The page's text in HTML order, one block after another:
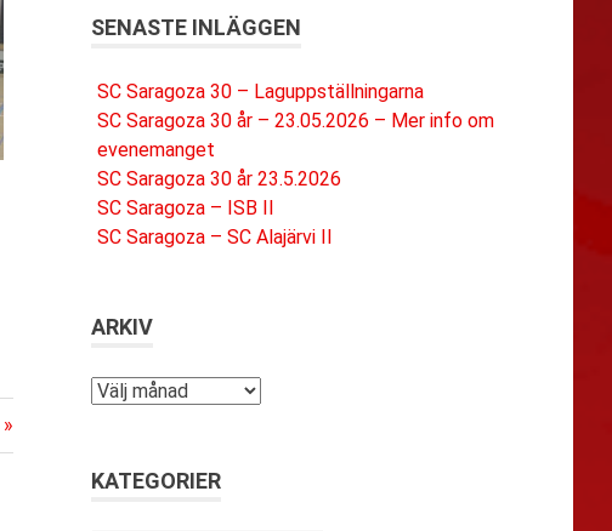
SENASTE INLÄGGEN
SC Saragoza 30 – Laguppställningarna
SC Saragoza 30 år – 23.05.2026 – Mer info om
evenemanget
SC Saragoza 30 år 23.5.2026
SC Saragoza – ISB II
SC Saragoza – SC Alajärvi II
ARKIV
Arkiv
KATEGORIER